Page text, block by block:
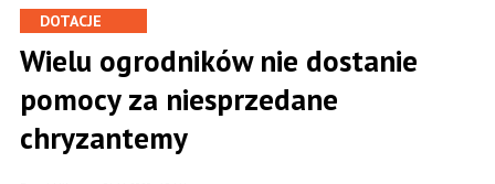
DOTACJE
Wielu ogrodników nie dostanie
pomocy za niesprzedane
chryzantemy